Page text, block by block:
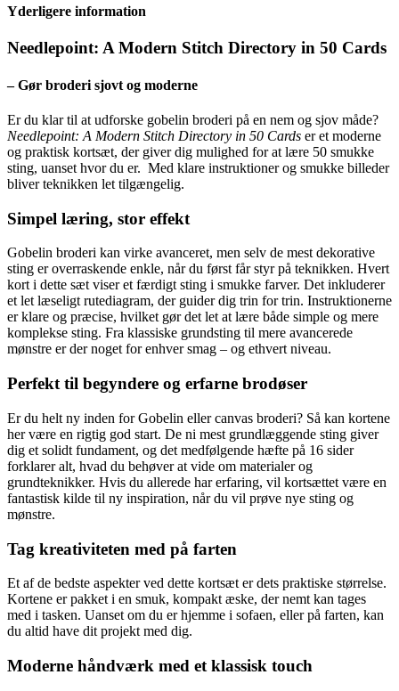
Yderligere information
Needlepoint: A Modern Stitch Directory in 50 Cards
– Gør broderi sjovt og moderne
Er du klar til at udforske gobelin broderi på en nem og sjov måde?
Needlepoint: A Modern Stitch Directory in 50 Cards er et moderne
og praktisk kortsæt, der giver dig mulighed for at lære 50 smukke
sting, uanset hvor du er. Med klare instruktioner og smukke billeder
bliver teknikken let tilgængelig.
Simpel læring, stor effekt
Gobelin broderi kan virke avanceret, men selv de mest dekorative
sting er overraskende enkle, når du først får styr på teknikken. Hvert
kort i dette sæt viser et færdigt sting i smukke farver. Det inkluderer
et let læseligt rutediagram, der guider dig trin for trin. Instruktionerne
er klare og præcise, hvilket gør det let at lære både simple og mere
komplekse sting. Fra klassiske grundsting til mere avancerede
mønstre er der noget for enhver smag – og ethvert niveau.
Perfekt til begyndere og erfarne brodøser
Er du helt ny inden for Gobelin eller canvas broderi? Så kan kortene
her være en rigtig god start. De ni mest grundlæggende sting giver
dig et solidt fundament, og det medfølgende hæfte på 16 sider
forklarer alt, hvad du behøver at vide om materialer og
grundteknikker. Hvis du allerede har erfaring, vil kortsættet være en
fantastisk kilde til ny inspiration, når du vil prøve nye sting og
mønstre.
Tag kreativiteten med på farten
Et af de bedste aspekter ved dette kortsæt er dets praktiske størrelse.
Kortene er pakket i en smuk, kompakt æske, der nemt kan tages
med i tasken. Uanset om du er hjemme i sofaen, eller på farten, kan
du altid have dit projekt med dig.
Moderne håndværk med et klassisk touch